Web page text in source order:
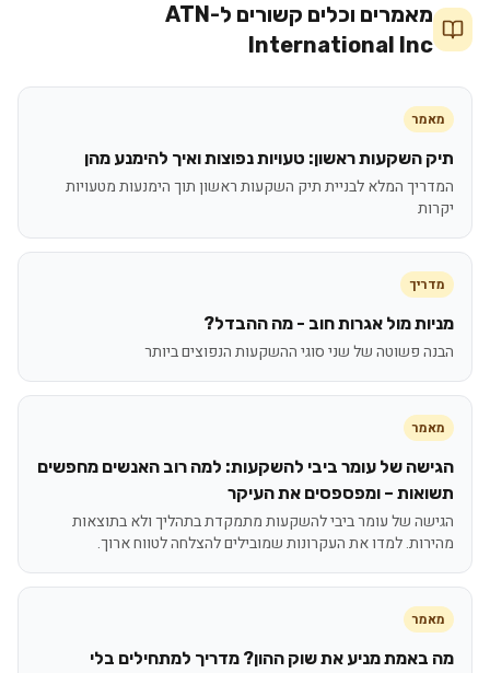
מאמרים וכלים קשורים ל-ATN
International Inc
מאמר
תיק השקעות ראשון: טעויות נפוצות ואיך להימנע מהן
המדריך המלא לבניית תיק השקעות ראשון תוך הימנעות מטעויות
יקרות
מדריך
מניות מול אגרות חוב - מה ההבדל?
הבנה פשוטה של שני סוגי ההשקעות הנפוצים ביותר
מאמר
הגישה של עומר ביבי להשקעות: למה רוב האנשים מחפשים
תשואות – ומפספסים את העיקר
הגישה של עומר ביבי להשקעות מתמקדת בתהליך ולא בתוצאות
מהירות. למדו את העקרונות שמובילים להצלחה לטווח ארוך.
מאמר
מה באמת מניע את שוק ההון? מדריך למתחילים בלי